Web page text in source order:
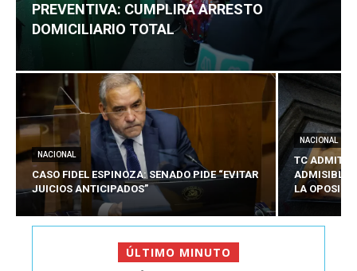
PREVENTIVA: CUMPLIRÁ ARRESTO
DOMICILIARIO TOTAL
NACIONAL
CASO FIDEL ESPINOZA: SENADO PIDE “EVITAR
JUICIOS ANTICIPADOS”
NACIONAL
TC ADMITE
ADMISIBLES
LA
ÚLTIMO MINUTO